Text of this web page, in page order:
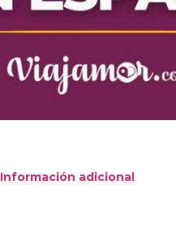
Información adicional